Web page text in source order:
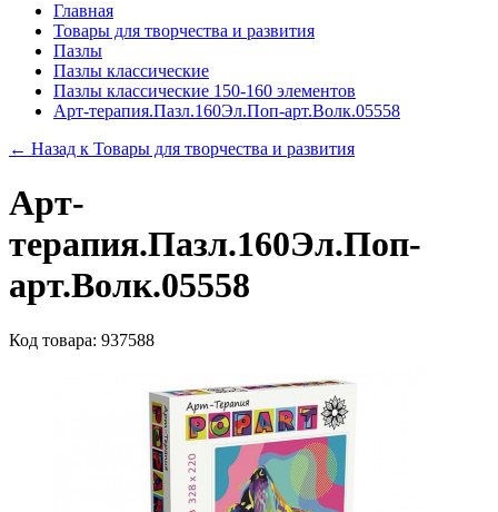
Главная
Товары для творчества и развития
Пазлы
Пазлы классические
Пазлы классические 150-160 элементов
Арт-терапия.Пазл.160Эл.Поп-арт.Волк.05558
← Назад к Товары для творчества и развития
Арт-
терапия.Пазл.160Эл.Поп-
арт.Волк.05558
Код товара: 937588